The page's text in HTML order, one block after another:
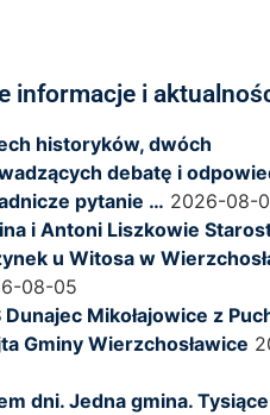
informacje i
historyków, dwóch
debatę i
pytanie … 2026-08-
i Antoni Liszkowie
u Witosa w
08-05
Dunajec Mikołajowice z
Gminy Wierzchosławice
dni. Jedna gmina. Tysiące